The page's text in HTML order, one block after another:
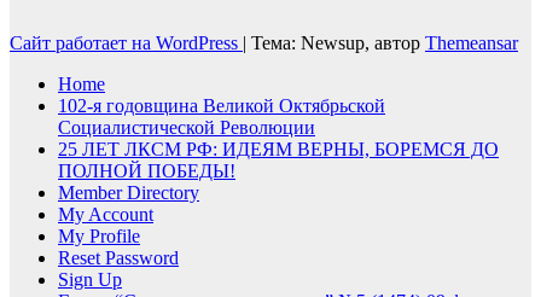
Сайт работает на WordPress | Тема: Newsup, автор Themeansar
Home
102-я годовщина Великой Октябрьской
Социалистической Революции
25 ЛЕТ ЛКСМ РФ: ИДЕЯМ ВЕРНЫ, БОРЕМСЯ ДО
ПОЛНОЙ ПОБЕДЫ!
Member Directory
My Account
My Profile
Reset Password
Sign Up